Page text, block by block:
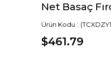
Net Basaç
$461.79